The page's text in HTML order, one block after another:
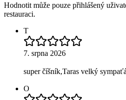
Hodnotit může pouze přihlášený
restauraci.
T
7. srpna 2026
super číšník,Taras velký sympaťák
O